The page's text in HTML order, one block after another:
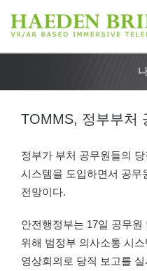
TOMMS, 정부부처
정부가 부처 공무원들의
시스템을 도입하면서 공무
전망이다.
안전행정부는 17일 공무
위해 범정부 의사소통 시스
영상회의로 당직 보고를